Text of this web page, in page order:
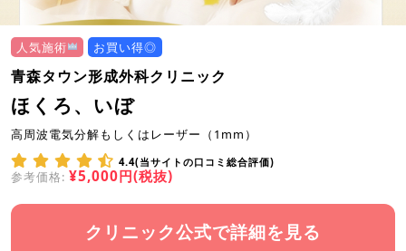
人気施術 お買い得◎
青森タウン形成外科クリニック
ほくろ、いぼ
高周波電気分解もしくはレーザー（1mm）
4.4(当サイトの口コミ総合評価)
参考価格: ¥5,000円(税抜)
クリニック公式で詳細を見る